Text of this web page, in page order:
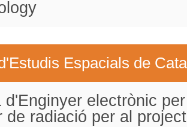
Espacials de
d'Enginyer electrònic
de radiació per al